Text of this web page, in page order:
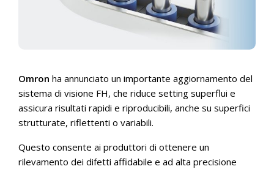
Omron ha annunciato un importante aggiornamento del
sistema di visione FH, che riduce setting superflui e
assicura risultati rapidi e riproducibili, anche su superfici
strutturate, riflettenti o variabili.
Questo consente ai produttori di ottenere un
rilevamento dei difetti affidabile e ad alta precisione